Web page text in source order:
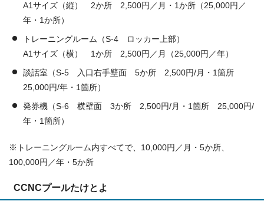
A1サイズ（縦） 2か所 2,500円／月・1か所（25,000円／
年・1か所）
トレーニングルーム（S-4 ロッカー上部）
A1サイズ（横） 1か所 2,500円／月（25,000円／年）
談話室（S-5 入口右手壁面 5か所 2,500円/月・1箇所
25,000円/年・1箇所）
発券機（S-6 横壁面 3か所 2,500円/月・1箇所 25,000円/
年・1箇所）
※トレーニングルーム内すべてで、10,000円／月・5か所、
100,000円／年・5か所
CCNCプールたけとよ